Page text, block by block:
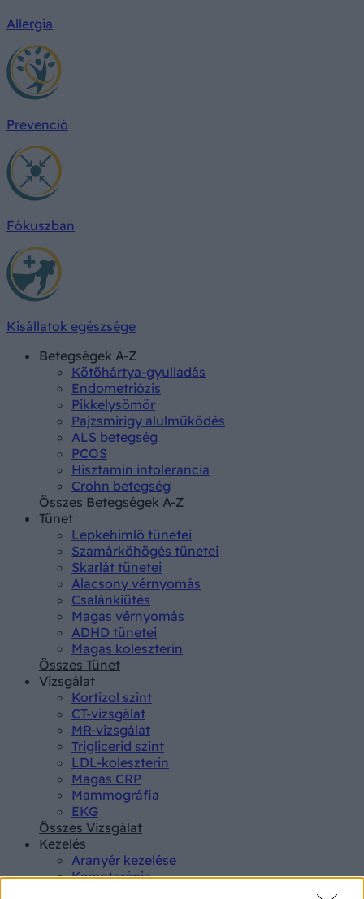
Allergia
Prevenció
Fókuszban
Kisállatok egészsége
Betegségek A-Z
Kötőhártya-gyulladás
Endometriózis
Pikkelysömör
Pajzsmirigy alulműködés
ALS betegség
PCOS
Hisztamin intolerancia
Crohn betegség
Összes Betegségek A-Z
Tünet
Lepkehimlő tünetei
Szamárköhögés tünetei
Skarlát tünetei
Alacsony vérnyomás
Csalánkiütés
Magas vérnyomás
ADHD tünetei
Magas koleszterin
Összes Tünet
Vizsgálat
Kortizol szint
CT-vizsgálat
MR-vizsgálat
Triglicerid szint
LDL-koleszterin
Magas CRP
Mammográfia
EKG
Összes Vizsgálat
Kezelés
Aranyér kezelése
Kemoterápia